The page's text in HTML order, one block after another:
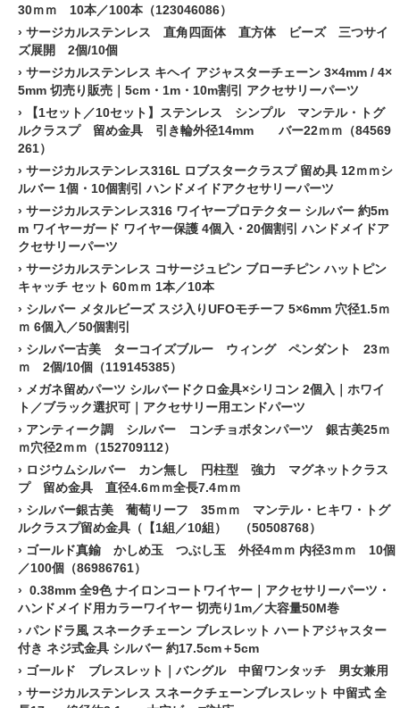
30ｍｍ 10本／100本（123046086）
› サージカルステンレス 直角四面体 直方体 ビーズ 三つサイ
ズ展開 2個/10個
› サージカルステンレス キヘイ アジャスターチェーン 3×4mm / 4×
5mm 切売り販売｜5cm・1m・10m割引 アクセサリーパーツ
›
【1セット／10セット】ステンレス シンプル マンテル・トグ
ルクラスプ 留め金具 引き輪外径14mm バー22ｍｍ（84569
261）
› サージカルステンレス316L ロブスタークラスプ 留め具 12ｍｍシ
ルバー 1個・10個割引 ハンドメイドアクセサリーパーツ
› サージカルステンレス316 ワイヤープロテクター シルバー 約5m
m ワイヤーガード ワイヤー保護 4個入・20個割引 ハンドメイドア
クセサリーパーツ
› サージカルステンレス コサージュピン ブローチピン ハットピン
キャッチ セット 60ｍｍ 1本／10本
› シルバー メタルビーズ スジ入りUFOモチーフ 5×6mm 穴径1.5ｍ
ｍ 6個入／50個割引
› シルバー古美 ターコイズブルー ウィング ペンダント 23ｍ
ｍ 2個/10個（119145385）
› メガネ留めパーツ シルバードクロ金具×シリコン 2個入｜ホワイ
ト／ブラック選択可｜アクセサリー用エンドパーツ
› アンティーク調 シルバー コンチョボタンパーツ 銀古美25ｍ
ｍ穴径2ｍｍ（152709112）
› ロジウムシルバー カン無し 円柱型 強力 マグネットクラス
プ 留め金具 直径4.6ｍｍ全長7.4ｍｍ
› シルバー銀古美 葡萄リーフ 35ｍｍ マンテル・ヒキワ・トグ
ルクラスプ留め金具（【1組／10組） （50508768）
› ゴールド真鍮 かしめ玉 つぶし玉 外径4ｍｍ 内径3ｍｍ 10個
／100個（86986761）
› 0.38mm 全9色 ナイロンコートワイヤー｜アクセサリーパーツ・
ハンドメイド用カラーワイヤー 切売り1m／大容量50M巻
› パンドラ風 スネークチェーン ブレスレット ハートアジャスター
付き ネジ式金具 シルバー 約17.5cm＋5cm
› ゴールド ブレスレット｜バングル 中留ワンタッチ 男女兼用
› サージカルステンレス スネークチェーンブレスレット 中留式 全